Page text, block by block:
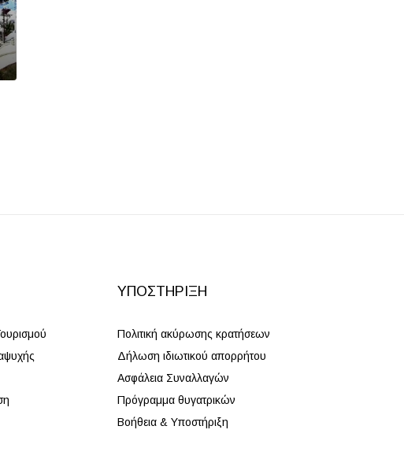
ΥΠΟΣΤΉΡΙΞΗ
Πολιτική ακύρωσης κρατήσεων
Δήλωση ιδιωτικού απορρήτου
Ασφάλεια Συναλλαγών
Πρόγραμμα θυγατρικών
Βοήθεια & Υποστήριξη